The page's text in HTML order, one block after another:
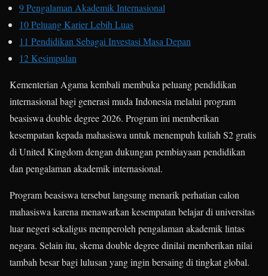
9Pengalaman Akademik Internasional
10Peluang Karier Lebih Luas
11 Pendidikan Sebagai Investasi Masa Depan
12Kesimpulan
Kementerian Agama kembali membuka peluang pendidikan
internasional bagi generasi muda Indonesia melalui program
beasiswa double degree 2026. Program ini memberikan
kesempatan kepada mahasiswa untuk menempuh kuliah S2 gratis
di United Kingdom dengan dukungan pembiayaan pendidikan
dan pengalaman akademik internasional.
Program beasiswa tersebut langsung menarik perhatian calon
mahasiswa karena menawarkan kesempatan belajar di universitas
luar negeri sekaligus memperoleh pengalaman akademik lintas
negara. Selain itu, skema double degree dinilai memberikan nilai
tambah besar bagi lulusan yang ingin bersaing di tingkat global.